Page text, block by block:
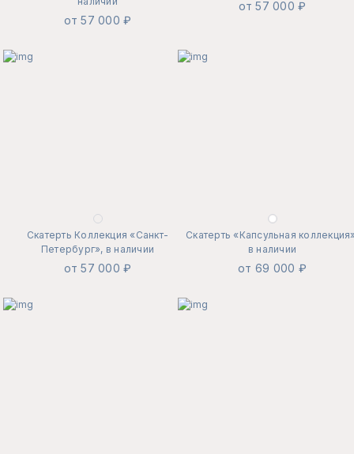
от 57 000 ₽
от 57 000 ₽
Скатерть Коллекция «Санкт-
Петербург», в наличии
от 57 000 ₽
Скатерть «Капсульная
в наличии
от 69 000 ₽